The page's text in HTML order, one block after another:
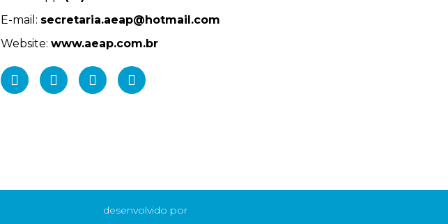
E-mail: secretaria.aeap@hotmail.com
Website: www.aeap.com.br
desenvolvido por